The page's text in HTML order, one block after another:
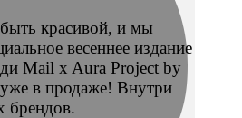
красивой, и мы
весеннее издание
Mail x Aura Project by
в продаже! Внутри
брендов.